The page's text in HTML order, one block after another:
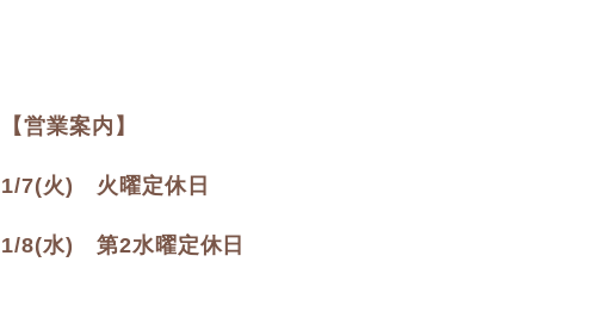
【営業案内】
1/7(火) 火曜定休日
1/8(水) 第2水曜定休日